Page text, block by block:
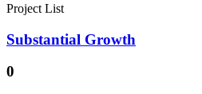
Project List
Substantial Growth
0